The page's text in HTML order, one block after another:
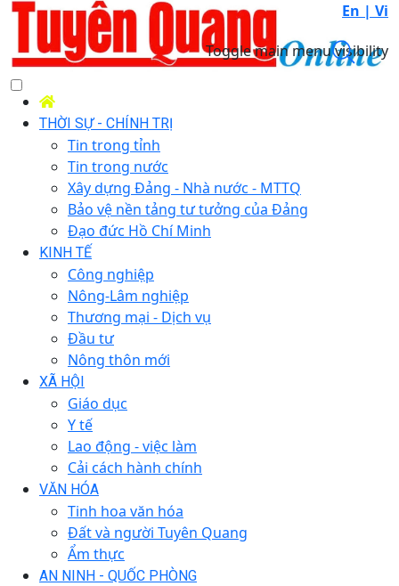
En | Vi
Toggle main menu visibility
THỜI SỰ - CHÍNH TRỊ
Tin trong tỉnh
Tin trong nước
Xây dựng Đảng - Nhà nước - MTTQ
Bảo vệ nền tảng tư tưởng của Đảng
Đạo đức Hồ Chí Minh
KINH TẾ
Công nghiệp
Nông-Lâm nghiệp
Thương mại - Dịch vụ
Đầu tư
Nông thôn mới
XÃ HỘI
Giáo dục
Y tế
Lao động - việc làm
Cải cách hành chính
VĂN HÓA
Tinh hoa văn hóa
Đất và người Tuyên Quang
Ẩm thực
AN NINH - QUỐC PHÒNG